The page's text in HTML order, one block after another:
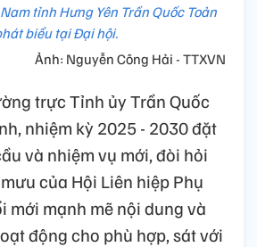
tỉnh Hưng Yên Trần Quốc Toản
biểu tại Đại hội.
Ảnh: Nguyễn Công Hải - TTXVN
trực Tỉnh ủy Trần Quốc
nhiệm kỳ 2025 - 2030 đặt
và nhiệm vụ mới, đòi hỏi
của Hội Liên hiệp Phụ
mới mạnh mẽ nội dung và
động cho phù hợp, sát với